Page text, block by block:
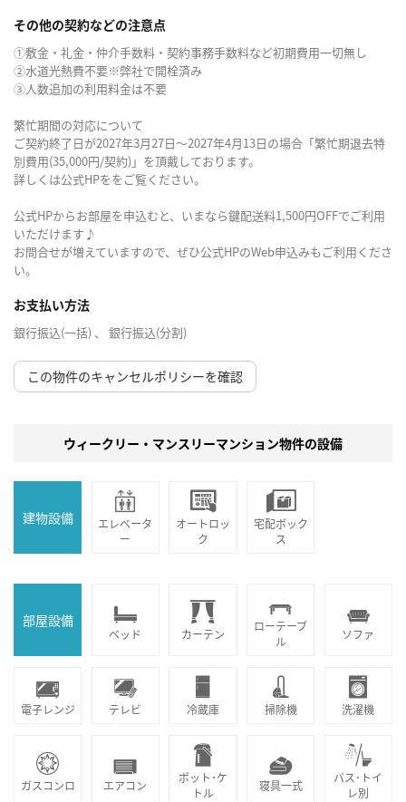
その他の契約などの注意点
①敷金・礼金・仲介手数料・契約事務手数料など初期費用一切無し
②水道光熱費不要※弊社で開栓済み
③人数追加の利用料金は不要
繁忙期間の対応について
ご契約終了日が2027年3月27日～2027年4月13日の場合「繁忙期退去特
別費用(35,000円/契約)」を頂戴しております。
詳しくは公式HPををご覧ください。
公式HPからお部屋を申込むと、いまなら鍵配送料1,500円OFFでご利用
いただけます♪
お問合せが増えていますので、ぜひ公式HPのWeb申込みもご利用くださ
い。
お支払い方法
銀行振込(一括) 、 銀行振込(分割)
この物件のキャンセルポリシーを確認
ウィークリー・マンスリーマンション物件の設備
建物設備
エレベータ
ー
オートロッ
ク
宅配ボック
ス
部屋設備
ベッド カーテン
ローテーブ
ル
ソファ
電子レンジ テレビ 冷蔵庫 掃除機 洗濯機
ガスコンロ エアコン
ポット･ケ
トル
寝具一式
バス･トイ
レ別